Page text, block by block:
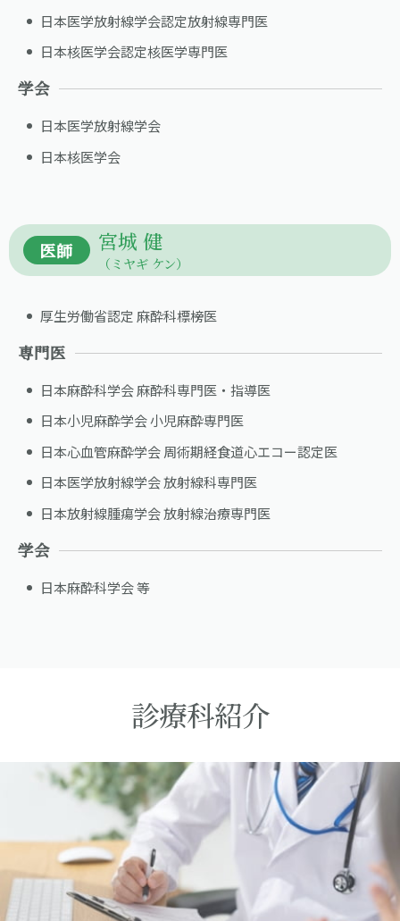
日本医学放射線学会認定放射線専門医
日本核医学会認定核医学専門医
学会
日本医学放射線学会
日本核医学会
医師 宮城 健
（ミヤギ ケン）
厚生労働省認定 麻酔科標榜医
専門医
日本麻酔科学会 麻酔科専門医・指導医
日本小児麻酔学会 小児麻酔専門医
日本心血管麻酔学会 周術期経食道心エコー認定医
日本医学放射線学会 放射線科専門医
日本放射線腫瘍学会 放射線治療専門医
学会
日本麻酔科学会 等
診療科紹介